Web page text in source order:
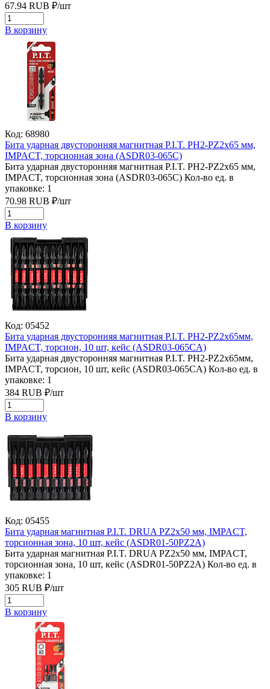
67.94 RUB ₽/шт
В корзину
Код: 68980
Бита ударная двусторонняя магнитная P.I.T. PH2-PZ2x65 мм,
IMPACT, торсионная зона (ASDR03-065C)
Бита ударная двусторонняя магнитная P.I.T. PH2-PZ2x65 мм,
IMPACT, торсионная зона (ASDR03-065C) Кол-во ед. в
упаковке: 1
70.98 RUB ₽/шт
В корзину
Код: 05452
Бита ударная двусторонняя магнитная P.I.T. PH2-PZ2x65мм,
IMPACT, торсион, 10 шт, кейс (ASDR03-065CA)
Бита ударная двусторонняя магнитная P.I.T. PH2-PZ2x65мм,
IMPACT, торсион, 10 шт, кейс (ASDR03-065CA) Кол-во ед. в
упаковке: 1
384 RUB ₽/шт
В корзину
Код: 05455
Бита ударная магнитная P.I.T. DRUA PZ2x50 мм, IMPACT,
торсионная зона, 10 шт, кейс (ASDR01-50PZ2A)
Бита ударная магнитная P.I.T. DRUA PZ2x50 мм, IMPACT,
торсионная зона, 10 шт, кейс (ASDR01-50PZ2A) Кол-во ед. в
упаковке: 1
305 RUB ₽/шт
В корзину